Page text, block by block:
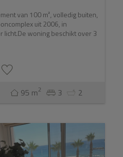
van 100 m², volledig buiten,
uit 2006, in
licht.De woning beschikt over 3
95 m2 3 2